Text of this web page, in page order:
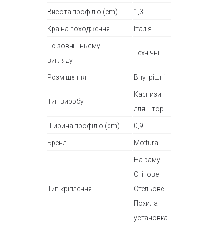
Висота профілю (cm) 1,3
Країна походження Італія
По зовнішньому
вигляду
Технічні
Розміщення Внутрішні
Тип виробу
Карнизи
для штор
Ширина профілю (cm) 0,9
Бренд Mottura
Тип кріплення
На раму
Стінове
Стельове
Похила
установка